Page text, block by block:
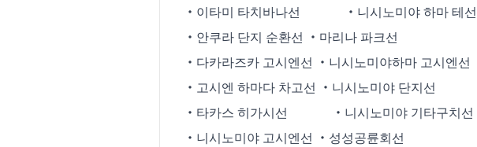
・이타미 타치바나선 ・니시노미야 하마 테선
・안쿠라 단지 순환선 ・마리나 파크선
・다카라즈카 고시엔선 ・니시노미야하마 고시엔선
・고시엔 하마다 차고선 ・니시노미야 단지선
・타카스 히가시선 ・니시노미야 기타구치선
・니시노미야 고시엔선 ・성성공륜회선